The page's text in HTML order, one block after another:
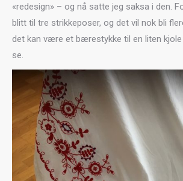
«redesign» – og nå satte jeg saksa i den.
blitt til tre strikkeposer, og det vil nok bli
det kan være et bærestykke til en liten
se.